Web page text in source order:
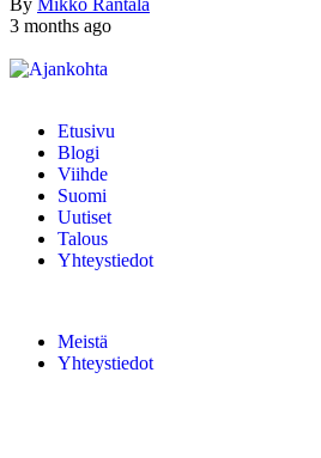
By Mikko Rantala
3 months ago
Etusivu
Blogi
Viihde
Suomi
Uutiset
Talous
Yhteystiedot
Meistä
Yhteystiedot